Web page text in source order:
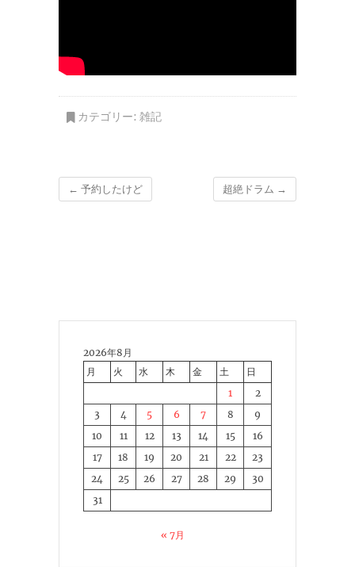
カテゴリー: 雑記
← 予約したけど 超絶ドラム →
2026年8月
月
火 水 木 金 土
日
1
2
3
4 5 6 7 8
9
10
11 12 13 14 15
16
17
18 19 20 21 22
23
24
25 26 27 28 29
30
31
« 7月